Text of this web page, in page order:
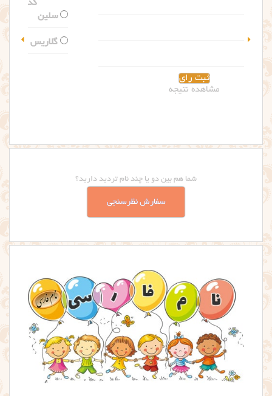
شما هم بین دو یا چند نام تردید دارید؟
سفارش نظرسنجی